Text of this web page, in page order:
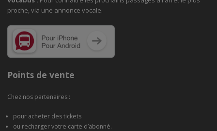
proche, via une annonce vocale.
Points de vente
Chez nos partenaires :
pour acheter des tickets
ou recharger votre carte d’abonné.